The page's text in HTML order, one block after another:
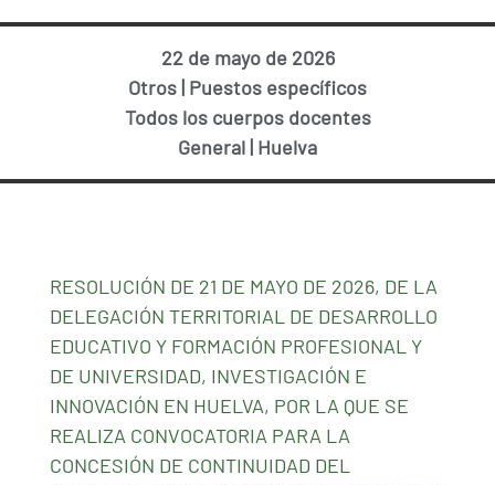
22 de mayo de 2026
Otros | Puestos específicos
Todos los cuerpos docentes
General | Huelva
RESOLUCIÓN DE 21 DE MAYO DE 2026, DE LA
DELEGACIÓN TERRITORIAL DE DESARROLLO
EDUCATIVO Y FORMACIÓN PROFESIONAL Y
DE UNIVERSIDAD, INVESTIGACIÓN E
INNOVACIÓN EN HUELVA, POR LA QUE SE
REALIZA CONVOCATORIA PARA LA
CONCESIÓN DE CONTINUIDAD DEL